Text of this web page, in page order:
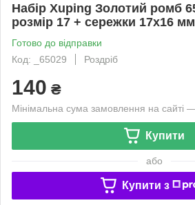
Набір Xuping Золотий ромб
розмір 17 + сережки 17х16
Готово до відправки
Код: _65029
Роздріб
140 ₴
Мінімальна сума замовлення на сайті
Купити
або
Купити з